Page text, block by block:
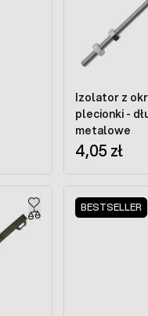
Izolator z
plecionki -
metalowe
4,05 zł
BESTSELLER